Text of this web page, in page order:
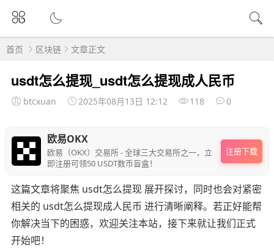
首页 区块链 文章正文
usdt怎么提现_usdt怎么提现成人民币
btcxuan 2025年08月13日 12:12 118 0
欧易OKX
欧易（OKX）交易所 - 全球三大交易所之一，立
即注册可领50 USDT数币盲盒！
注册下载
这篇文章将聚焦 usdt怎么提现 展开探讨，同时也会对紧密
相关的 usdt怎么提现成人民币 进行清晰阐释。若正好能帮
你解决当下的困惑，欢迎关注本站，接下来就让我们正式
开始吧！